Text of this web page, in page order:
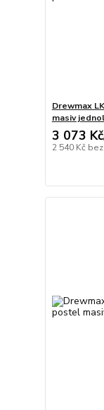
Drewmax
masiv
3 073 Kč
2 540 Kč